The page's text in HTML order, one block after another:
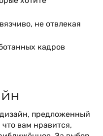
не отвлекая
кадров
предложенный
вам нравится,